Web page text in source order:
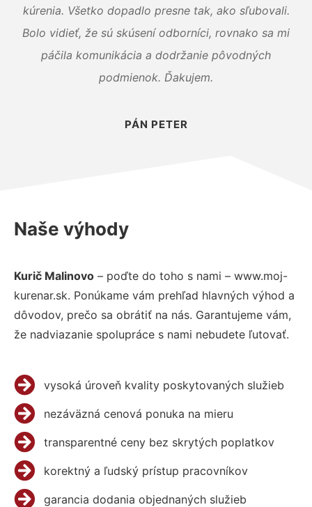
kúrenia. Všetko dopadlo presne tak, ako sľubovali.
Bolo vidieť, že sú skúsení odborníci, rovnako sa mi
páčila komunikácia a dodržanie pôvodných
podmienok. Ďakujem.
PÁN PETER
Naše výhody
Kurič Malinovo – poďte do toho s nami – www.moj-
kurenar.sk. Ponúkame vám prehľad hlavných výhod a
dôvodov, prečo sa obrátiť na nás. Garantujeme vám,
že nadviazanie spolupráce s nami nebudete ľutovať.
vysoká úroveň kvality poskytovaných služieb
nezáväzná cenová ponuka na mieru
transparentné ceny bez skrytých poplatkov
korektný a ľudský prístup pracovníkov
garancia dodania objednaných služieb